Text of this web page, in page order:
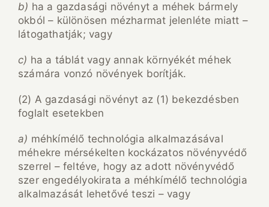
b) ha a gazdasági növényt a méhek bármely
okból – különösen mézharmat jelenléte miatt –
látogathatják; vagy
c) ha a táblát vagy annak környékét méhek
számára vonzó növények borítják.
(2) A gazdasági növényt az (1) bekezdésben
foglalt esetekben
a) méhkímélő technológia alkalmazásával
méhekre mérsékelten kockázatos növényvédő
szerrel – feltéve, hogy az adott növényvédő
szer engedélyokirata a méhkímélő technológia
alkalmazását lehetővé teszi – vagy